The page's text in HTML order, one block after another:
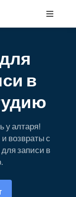
в
у алтаря!
возвраты с
записи в